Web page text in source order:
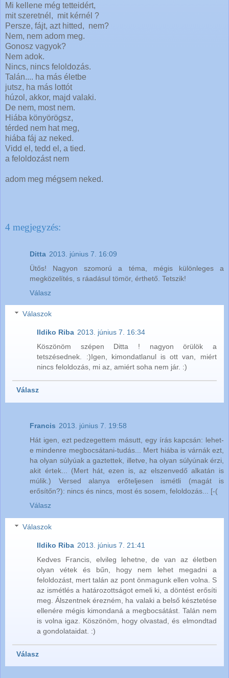
Mi kellene még tetteidért,
mit szeretnél, mit kérnél ?
Persze, fájt, azt hitted, nem?
Nem, nem adom meg.
Gonosz vagyok?
Nem adok.
Nincs, nincs feloldozás.
Talán.... ha más életbe
jutsz, ha más lottót
húzol, akkor, majd valaki.
De nem, most nem.
Hiába könyörögsz,
térded nem hat meg,
hiába fáj az neked.
Vidd el, tedd el, a tied.
a feloldozást nem
adom meg mégsem neked.
4 megjegyzés:
Ditta 2013. június 7. 16:09
Ütős! Nagyon szomorú a téma, mégis különleges a
megközelítés, s ráadásul tömör, érthető. Tetszik!
Válasz
Válaszok
Ildiko Riba 2013. június 7. 16:34
Köszönöm szépen Ditta ! nagyon örülök a
tetszésednek. :)Igen, kimondatlanul is ott van, miért
nincs feloldozás, mi az, amiért soha nem jár. :)
Válasz
Francis 2013. június 7. 19:58
Hát igen, ezt pedzegettem másutt, egy írás kapcsán: lehet-
e mindenre megbocsátani-tudás... Mert hiába is várnák ezt,
ha olyan súlyúak a gaztettek, illetve, ha olyan súlyúnak érzi,
akit értek... (Mert hát, ezen is, az elszenvedő alkatán is
múlik.) Versed alanya erőteljesen ismétli (magát is
erősítőn?): nincs és nincs, most és sosem, feloldozás... [-(
Válasz
Válaszok
Ildiko Riba 2013. június 7. 21:41
Kedves Francis, elvileg lehetne, de van az életben
olyan vétek és bűn, hogy nem lehet megadni a
feloldozást, mert talán az pont önmagunk ellen volna. S
az ismétlés a határozottságot emeli ki, a döntést erősíti
meg. Álszentnek érezném, ha valaki a belső késztetése
ellenére mégis kimondaná a megbocsátást. Talán nem
is volna igaz. Köszönöm, hogy olvastad, és elmondtad
a gondolataidat. :)
Válasz